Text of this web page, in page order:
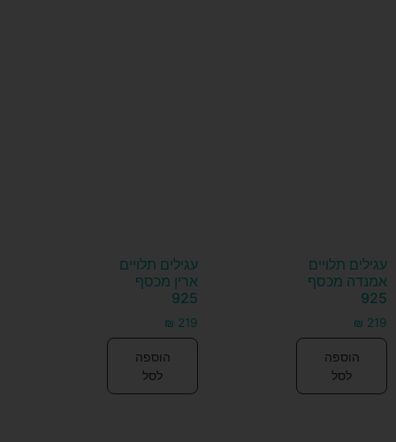
עגילים תלויים
אמנדה מכסף
925
₪ 219
הוספה
לסל
עגילים תלויים
ארין מכסף
925
₪ 219
הוספה
לסל